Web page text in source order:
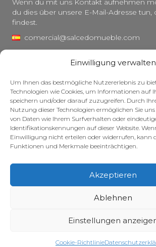
Einwilligung verwalten
Um Ihnen das bestmögliche Nutzererlebnis zu
Technologien wie Cookies, um Informationen auf
speichern und/oder darauf zuzugreifen. Durch
Nutzung dieser Technologien ermöglichen Sie
von Daten wie Ihrem Surfverhalten oder
Identifikationskennungen auf dieser Website.
Einwilligung nicht erteilen oder widerrufen, kann
Funktionen und Merkmale beeinträchtigen.
Akzeptieren
Ablehnen
Einstellungen
Cookie-Richtlinie
du dies über unsere E-Mail-Adresse tun,
findest.
comercial@salcedomueble.com
Instagram
Rechtlicher Hinweis
Datenschutzerklärung
Cookie-Richtlinie
Zuschüsse
Website entwickelt, optimiert und gepflegt –